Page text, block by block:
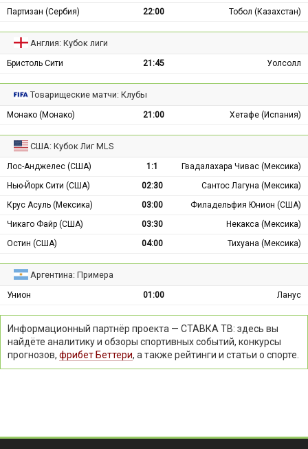
Партизан (Сербия)
22:00 Тобол (Казахстан)
Англия: Кубок лиги
Бристоль Сити 21:45 Уолсолл
Товарищеские матчи: Клубы
Монако (Монако) 21:00 Хетафе (Испания)
США: Кубок Лиг MLS
Лос-Анджелес (США) 1:1
Гвадалахара Чивас (Мексика)
Нью-Йорк Сити (США)
02:30
Сантос Лагуна (Мексика)
Крус Асуль (Мексика)
03:00
Филадельфия Юнион (США)
Чикаго Файр (США)
03:30
Некакса (Мексика)
Остин (США)
04:00 Тихуана (Мексика)
Аргентина: Примера
Унион 01:00 Ланус
Информационный партнёр проекта — СТАВКА ТВ: здесь вы
найдёте аналитику и обзоры спортивных событий, конкурсы
прогнозов, фрибет Беттери, а также рейтинги и статьи о спорте.